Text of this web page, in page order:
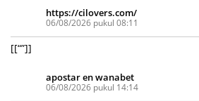
https://cilovers.com/
06/08/2026 pukul 08:11
[[“”]]
apostar en wanabet
06/08/2026 pukul 14:14